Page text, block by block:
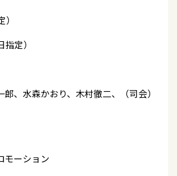
定）
、水森かおり、木村徹二、（司会）
モーション